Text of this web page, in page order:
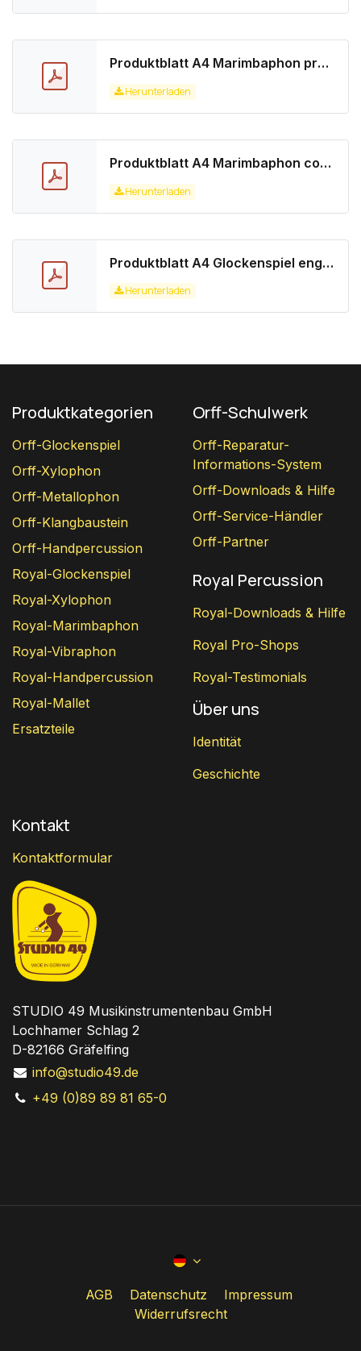
Produktblatt A4 Marimbaphon professional english.pdf
Herunterladen
Produktblatt A4 Marimbaphon concert english.pdf
Herunterladen
Produktblatt A4 Glockenspiel english.pdf
Herunterladen
Produktkategorien
Orff-Glockenspiel
Orff-Xylophon
Orff-Metallophon
Orff-Klangbaustein
Orff-Handpercussion
Royal-Glockenspiel
Royal-Xylophon
Royal-Marimbaphon
Royal-Vibraphon
Royal-Handpercussion
Royal-Mallet
Ersatzteile
Orff-Schulwerk
Orff-Reparatur-
Informations-System
Orff-Downloads & Hilfe
Orff-Service-Händler
Orff-Partner
Royal Percussion
Royal-Downloads & Hilfe
Royal Pro-Shops
Royal-Testimonials
Über uns
Identität
Geschichte
Kontakt
Kontaktformular
STUDIO 49 Musikinstrumentenbau GmbH
Lochhamer Schlag 2
D-82166 Gräfelfing
info@studio49.de
+49 (0)89 89 81 65-0
AGB Datenschutz
Impressum
Widerrufsrecht